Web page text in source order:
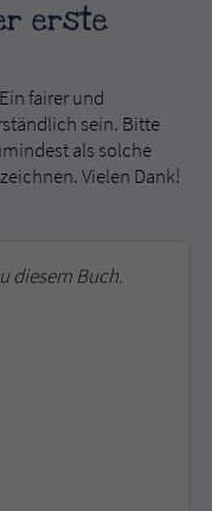
erste
fairer und
sein. Bitte
als solche
Vielen Dank!
diesem Buch.